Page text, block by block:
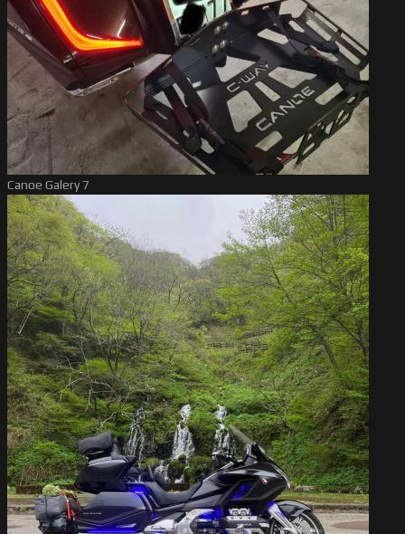
Canoe Galery 7